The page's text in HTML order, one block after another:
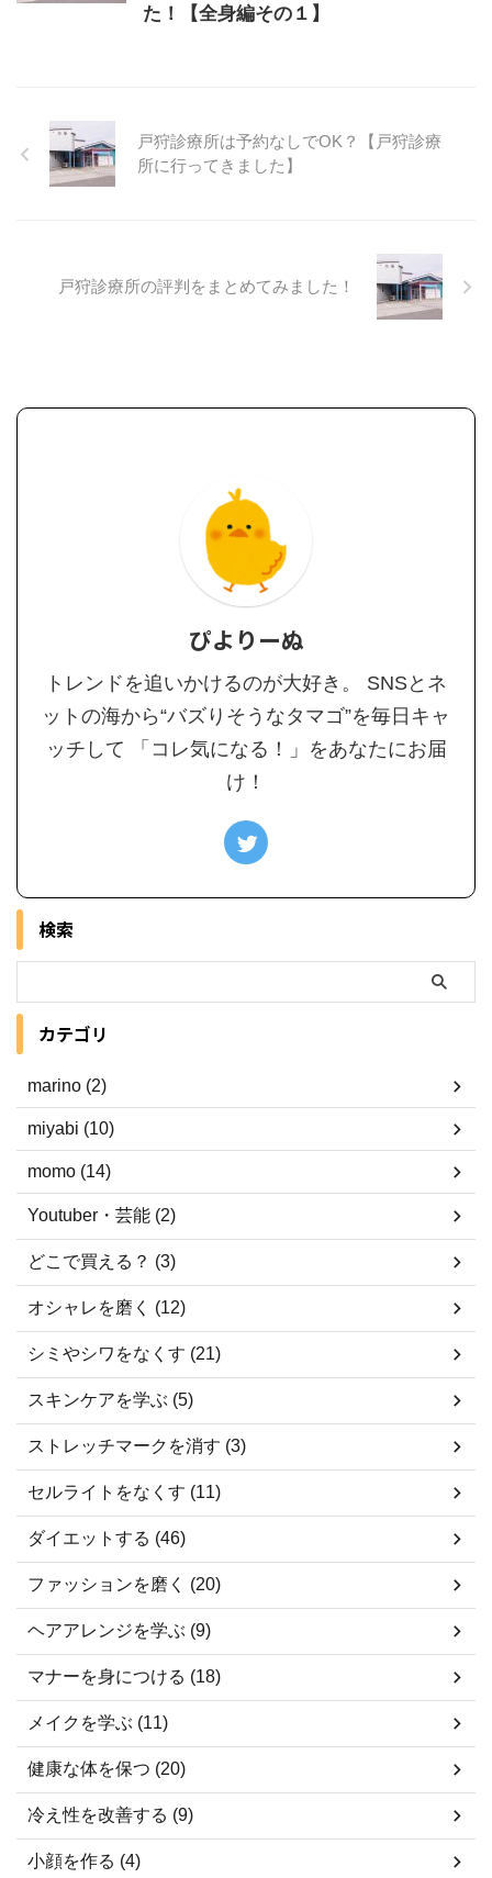
た！【全身編その１】
戸狩診療所は予約なしでOK？【戸狩診療
所に行ってきました】
戸狩診療所の評判をまとめてみました！
ぴよりーぬ
トレンドを追いかけるのが大好き。 SNSとネ
ットの海から“バズりそうなタマゴ”を毎日キャ
ッチして 「コレ気になる！」をあなたにお届
け！
検索
カテゴリ
marino (2)
miyabi (10)
momo (14)
Youtuber・芸能 (2)
どこで買える？ (3)
オシャレを磨く (12)
シミやシワをなくす (21)
スキンケアを学ぶ (5)
ストレッチマークを消す (3)
セルライトをなくす (11)
ダイエットする (46)
ファッションを磨く (20)
ヘアアレンジを学ぶ (9)
マナーを身につける (18)
メイクを学ぶ (11)
健康な体を保つ (20)
冷え性を改善する (9)
小顔を作る (4)